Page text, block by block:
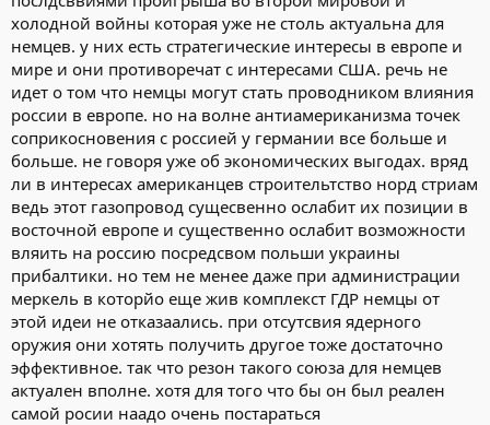
холодной войны которая уже не столь актуальна для
немцев. у них есть стратегические интересы в европе и
мире и они противоречат с интересами США. речь не
идет о том что немцы могут стать проводником влияния
россии в европе. но на волне антиамериканизма точек
соприкосновения с россией у германии все больше и
больше. не говоря уже об экономических выгодах. вряд
ли в интересах американцев строительтство норд стриам
ведь этот газопровод сущесвенно ослабит их позиции в
восточной европе и существенно ослабит возможности
вляить на россию посредсвом польши украины
прибалтики. но тем не менее даже при администрации
меркель в которйо еще жив комплекст ГДР немцы от
этой идеи не отказаались. при отсутсвия ядерного
оружия они хотять получить другое тоже достаточно
эффективное. так что резон такого союза для немцев
актуален вполне. хотя для того что бы он был реален
самой росии наадо очень постараться